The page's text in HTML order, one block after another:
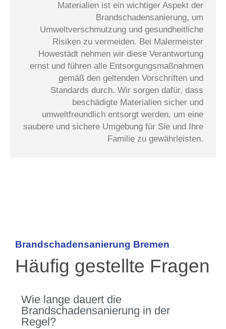
Materialien ist ein wichtiger Aspekt der
Brandschadensanierung, um
Umweltverschmutzung und gesundheitliche
Risiken zu vermeiden. Bei Malermeister
Howestädt nehmen wir diese Verantwortung
ernst und führen alle Entsorgungsmaßnahmen
gemäß den geltenden Vorschriften und
Standards durch. Wir sorgen dafür, dass
beschädigte Materialien sicher und
umweltfreundlich entsorgt werden, um eine
saubere und sichere Umgebung für Sie und Ihre
Familie zu gewährleisten.
Brandschadensanierung Bremen
Häufig gestellte Fragen
Wie lange dauert die
Brandschadensanierung in der
Regel?